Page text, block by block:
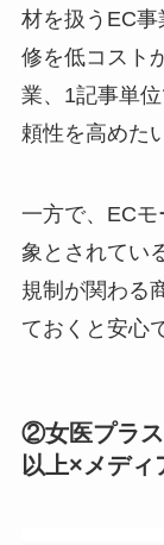
材を扱うEC
修を低コスト
業、1記事単
頼性を高めた
一方で、EC
象とされてい
規制が関わる
ておくと安心
②女医プラス
以上×メデ